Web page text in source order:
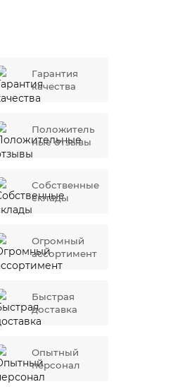
Гарантия
качества
Положитель
ные отзывы
Собственные
склады
Огромный
ассортимент
Быстрая
доставка
Опытный
персонал